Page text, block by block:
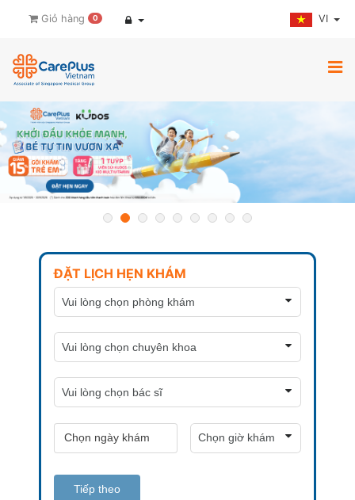
Giỏ hàng 0 VI
ĐẶT LỊCH HẸN KHÁM
Tiếp theo